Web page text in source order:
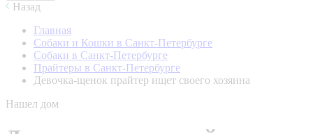
Назад
Главная
Собаки и Кошки в Санкт-Петербурге
Собаки в Санкт-Петербурге
Прайтеры в Санкт-Петербурге
Девочка-щенок прайтер ищет своего хозяина
Нашел дом